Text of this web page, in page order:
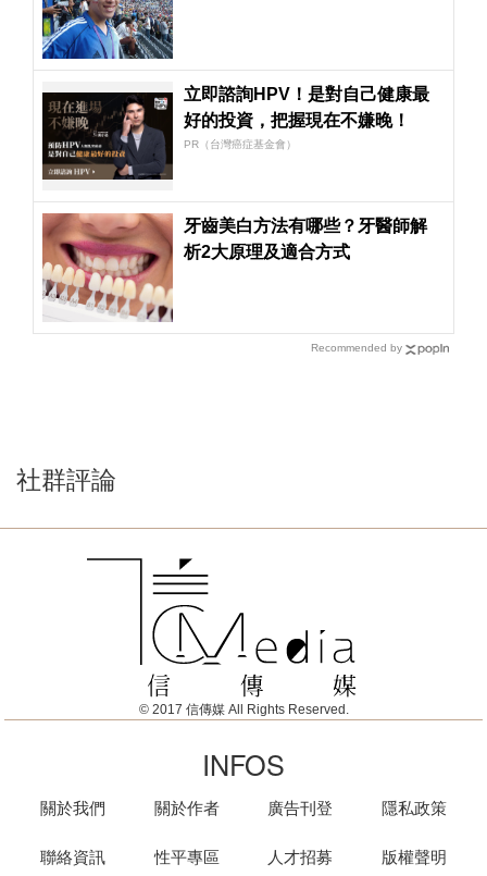
立即諮詢HPV！是對自己健康最
好的投資，把握現在不嫌晚！
PR（台灣癌症基金會）
牙齒美白方法有哪些？牙醫師解
析2大原理及適合方式
Recommended by
社群評論
© 2017 信傳媒 All Rights Reserved.
INFOS
關於我們
聯絡資訊
關於作者
性平專區
廣告刊登
人才招募
隱私政策
版權聲明